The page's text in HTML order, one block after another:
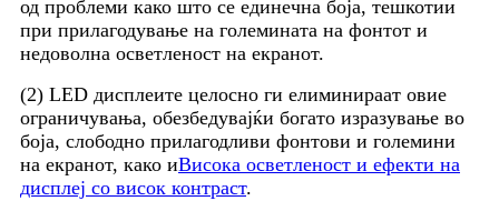
од проблеми како што се единечна боја, тешкотии
при прилагодување на големината на фонтот и
недоволна осветленост на екранот.
(2) LED дисплеите целосно ги елиминираат овие
ограничувања, обезбедувајќи богато изразување во
боја, слободно прилагодливи фонтови и големини
на екранот, како иВисока осветленост и ефекти на
дисплеј со висок контраст.